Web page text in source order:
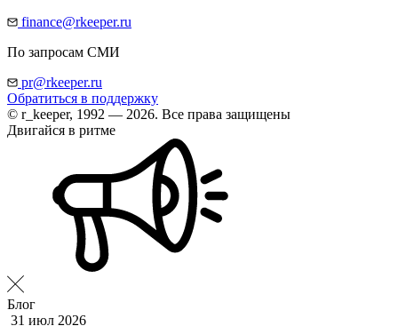
finance@rkeeper.ru
По запросам СМИ
pr@rkeeper.ru
Обратиться в поддержку
© r_keeper, 1992 — 2026. Все права защищены
Двигайся в ритме
Блог
31 июл 2026